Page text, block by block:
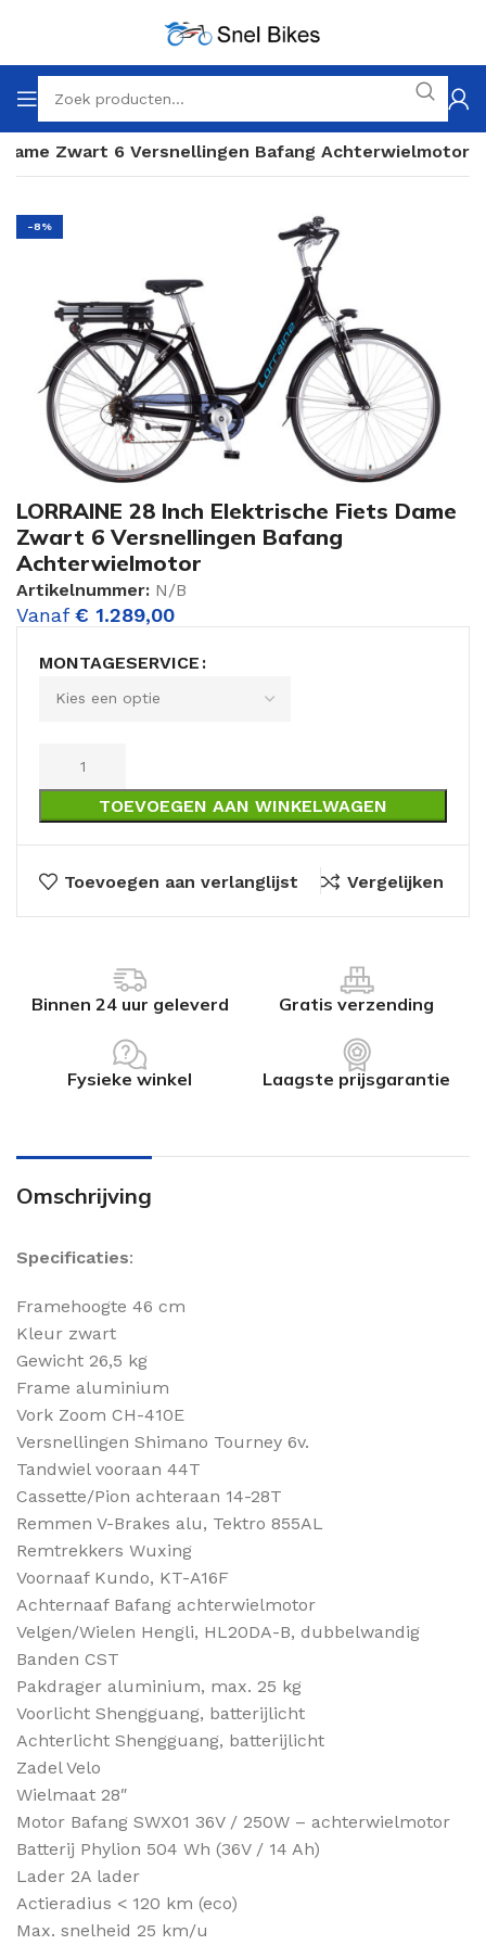
Zwart 6 Versnellingen Bafang Achterwielmotor
-8%
LORRAINE 28 Inch Elektrische Fiets Dame
Zwart 6 Versnellingen Bafang
Achterwielmotor
Artikelnummer: N/B
Vanaf € 1.289,00
MONTAGESERVICE
TOEVOEGEN AAN WINKELWAGEN
Toevoegen aan verlanglijst Vergelijken
Binnen 24 uur geleverd Gratis verzending
Fysieke winkel Laagste prijsgarantie
Omschrijving
Specificaties:
Framehoogte 46 cm
Kleur zwart
Gewicht 26,5 kg
Frame aluminium
Vork Zoom CH-410E
Versnellingen Shimano Tourney 6v.
Tandwiel vooraan 44T
Cassette/Pion achteraan 14-28T
Remmen V-Brakes alu, Tektro 855AL
Remtrekkers Wuxing
Voornaaf Kundo, KT-A16F
Achternaaf Bafang achterwielmotor
Velgen/Wielen Hengli, HL20DA-B, dubbelwandig
Banden CST
Pakdrager aluminium, max. 25 kg
Voorlicht Shengguang, batterijlicht
Achterlicht Shengguang, batterijlicht
Zadel Velo
Wielmaat 28″
Motor Bafang SWX01 36V / 250W – achterwielmotor
Batterij Phylion 504 Wh (36V / 14 Ah)
Lader 2A lader
Actieradius < 120 km (eco)
Max. snelheid 25 km/u